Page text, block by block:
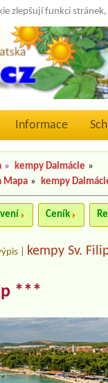
zlepšují funkci
Informace
» kempy Dalmácie »
Mapa » kempy
Ceník
kempy Sv.
***